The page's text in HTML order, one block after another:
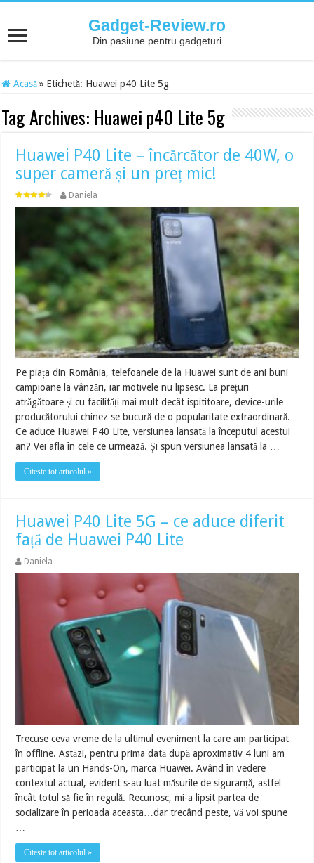
Gadget-Review.ro
Din pasiune pentru gadgeturi
Acasă » Etichetă: Huawei p40 Lite 5g
Tag Archives: Huawei p40 Lite 5g
Huawei P40 Lite – încărcător de 40W, o
super cameră și un preț mic!
Daniela
Pe piața din România, telefoanele de la Huawei sunt de ani buni
campioane la vânzări, iar motivele nu lipsesc. La prețuri
atrăgătoare și cu facilități mai mult decât ispititoare, device-urile
producătorului chinez se bucură de o popularitate extraordinară.
Ce aduce Huawei P40 Lite, versiunea lansată la începutul acestui
an? Vei afla în cele ce urmează. Și spun versiunea lansată la …
Citește tot articolul »
Huawei P40 Lite 5G – ce aduce diferit
față de Huawei P40 Lite
Daniela
Trecuse ceva vreme de la ultimul eveniment la care am participat
în offline. Astăzi, pentru prima dată după aproximativ 4 luni am
participat la un Hands-On, marca Huawei. Având în vedere
contextul actual, evident s-au luat măsurile de siguranță, astfel
încât totul să fie în regulă. Recunosc, mi-a lipsit partea de
socializare în perioada aceasta…dar trecând peste, vă voi spune
Citește tot articolul »